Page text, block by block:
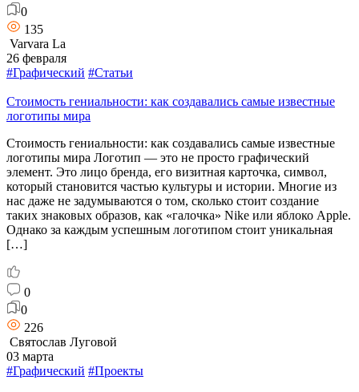
0
135
Varvara La
26 февраля
#Графический #Статьи
Стоимость гениальности: как создавались самые известные
логотипы мира
Стоимость гениальности: как создавались самые известные
логотипы мира Логотип — это не просто графический
элемент. Это лицо бренда, его визитная карточка, символ,
который становится частью культуры и истории. Многие из
нас даже не задумываются о том, сколько стоит создание
таких знаковых образов, как «галочка» Nike или яблоко Apple.
Однако за каждым успешным логотипом стоит уникальная
[…]
0
0
226
Святослав Луговой
03 марта
#Графический #Проекты